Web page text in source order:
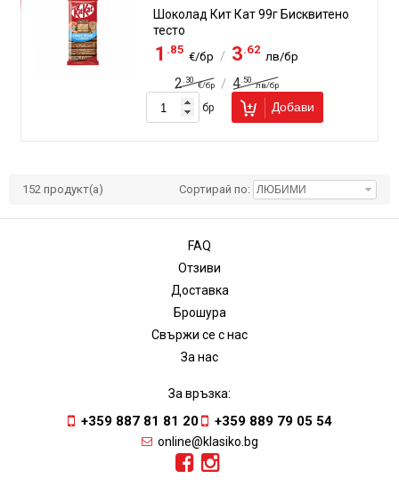
Шоколад Кит Кат 99г Бисквитено
тесто
1 .85
€/бр / 3.62
лв/бр
2 .30
€/бр / 4 .50
лв/бр
бр Добави
152 продукт(а) Сортирай по:
FAQ
Отзиви
Доставка
Брошура
Свържи се с нас
За нас
За връзка:
+359 887 81 81 20 +359 889 79 05 54
online@klasiko.bg